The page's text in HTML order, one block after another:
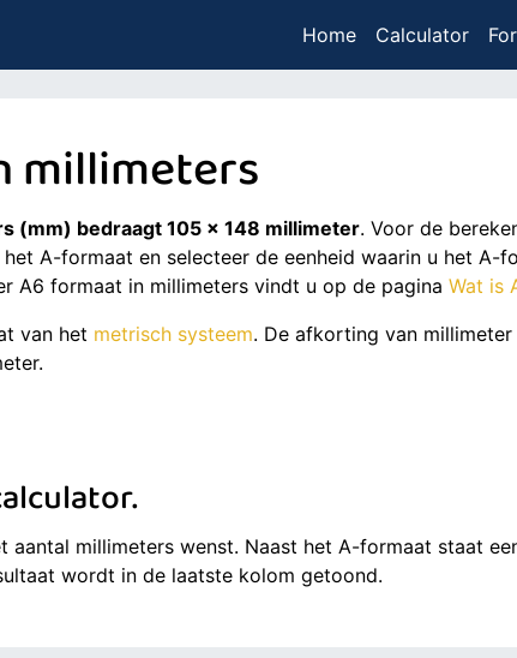
Home Calculator
millimeters
(mm) bedraagt 105 x 148 millimeter. Voor de
A-formaat en selecteer de eenheid waarin u het
A6 formaat in millimeters vindt u op de pagina Wat is
van het metrisch systeem. De afkorting van millimeter
aantal millimeters wenst. Naast het A-formaat staat
wordt in de laatste kolom getoond.